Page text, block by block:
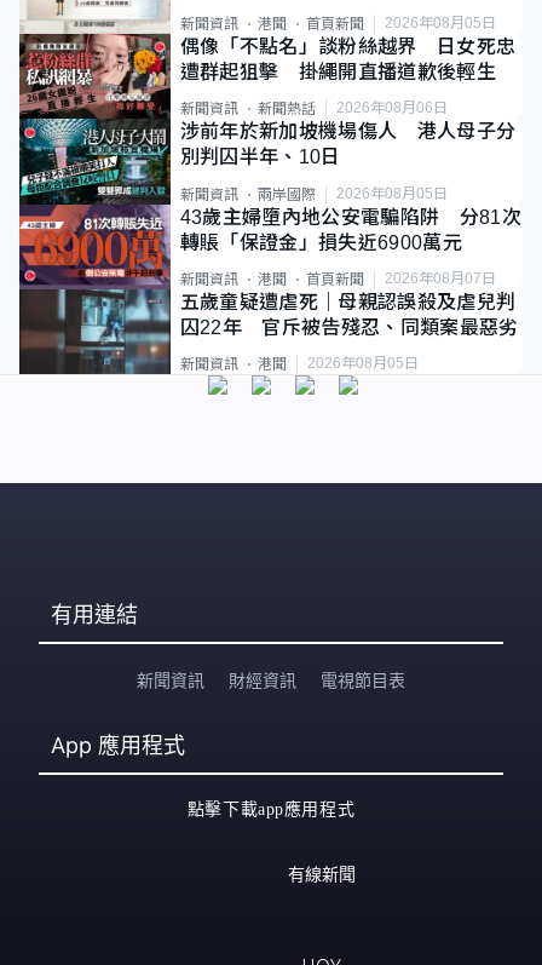
類案最惡劣
新聞資訊 港聞 首頁新聞 2026年08月05日
偶像「不點名」談粉絲越界 日女死忠
遭群起狙擊 掛繩開直播道歉後輕生
新聞資訊 新聞熱話 2026年08月06日
涉前年於新加坡機場傷人 港人母子分
別判囚半年、10日
新聞資訊 兩岸國際 2026年08月05日
43歲主婦墮內地公安電騙陷阱 分81次
轉賬「保證金」損失近6900萬元
新聞資訊 港聞 首頁新聞 2026年08月07日
五歲童疑遭虐死｜母親認誤殺及虐兒判
囚22年 官斥被告殘忍、同類案最惡劣
新聞資訊 港聞 2026年08月05日
有用連結
新聞資訊 財經資訊 電視節目表
App 應用程式
點擊下載app應用程式
有線新聞